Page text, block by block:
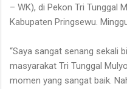
– WK), di Pekon Tri Tunggal
Kabupaten Pringsewu.
“Saya sangat senang sekali
masyarakat Tri Tunggal
momen yang sangat baik.